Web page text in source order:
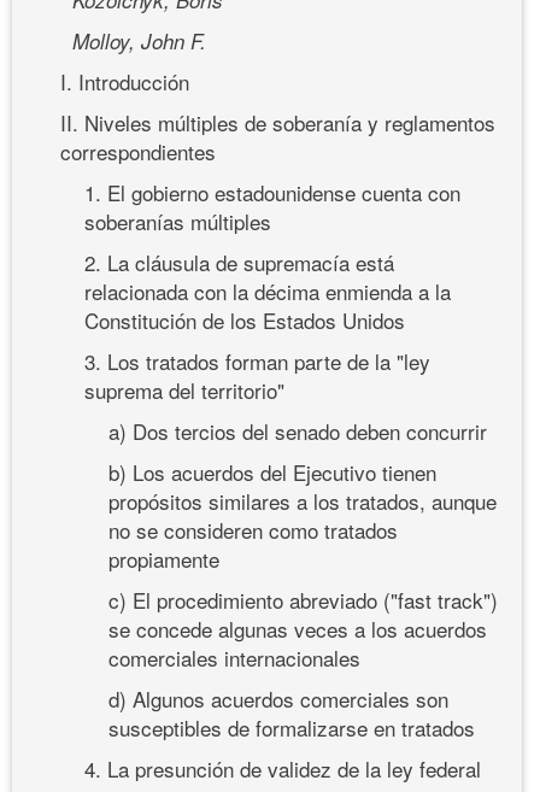
Molloy, John F.
I. Introducción
II. Niveles múltiples de soberanía y reglamentos
correspondientes
1. El gobierno estadounidense cuenta con
soberanías múltiples
2. La cláusula de supremacía está
relacionada con la décima enmienda a la
Constitución de los Estados Unidos
3. Los tratados forman parte de la "ley
suprema del territorio"
a) Dos tercios del senado deben concurrir
b) Los acuerdos del Ejecutivo tienen
propósitos similares a los tratados, aunque
no se consideren como tratados
propiamente
c) El procedimiento abreviado ("fast track")
se concede algunas veces a los acuerdos
comerciales internacionales
d) Algunos acuerdos comerciales son
susceptibles de formalizarse en tratados
4. La presunción de validez de la ley federal